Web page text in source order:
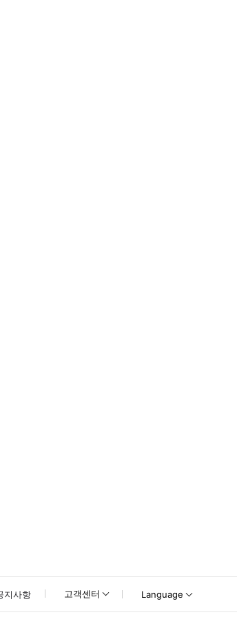
첸이사 투어는 선택한 언어로 진행되며, 교통편 이
지사항 고객센터 Language